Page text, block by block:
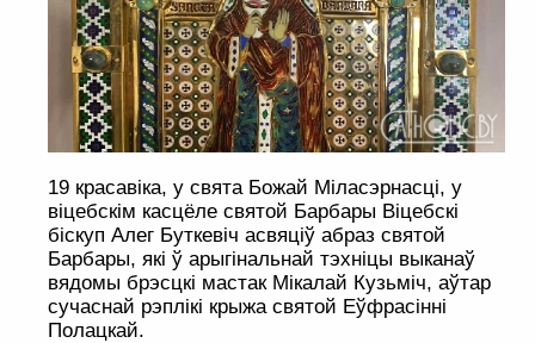
19 красавіка, у свята Божай Міласэрнасці, у
віцебскім касцёле святой Барбары Віцебскі
біскуп Алег Буткевіч асвяціў абраз святой
Барбары, які ў арыгінальнай тэхніцы выканаў
вядомы брэсцкі мастак Мікалай Кузьміч, аўтар
сучаснай рэплікі крыжа святой Еўфрасінні
Полацкай.